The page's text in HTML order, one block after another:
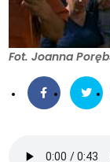
Fot. Joanna